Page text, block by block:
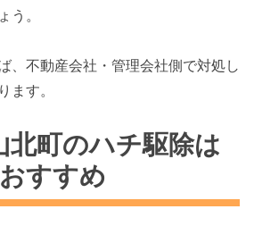
う。
、不動産会社・管理会社側で対処し
ます。
北町のハチ駆除は
すすめ